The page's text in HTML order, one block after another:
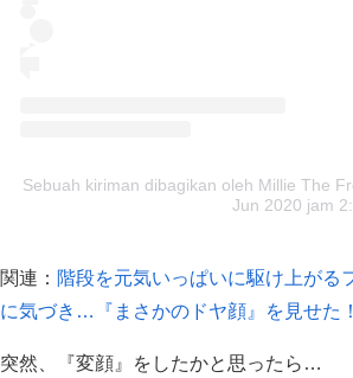
Sebuah kiriman dibagikan oleh Millie The
Jun 2020 jam
関連： 階段を元気いっぱいに駆け上がる
に気づき…『まさかのドヤ顔』を見せた
突然、『変顔』をしたかと思ったら…